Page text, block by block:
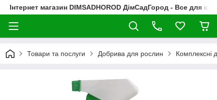
Інтернет магазин DIMSADHOROD ДімСадГород - Все для
Товари та послуги Добрива для рослин Комплексні